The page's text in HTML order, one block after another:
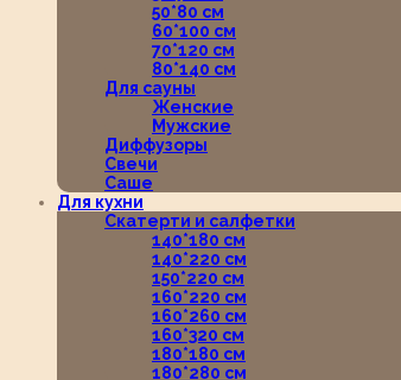
50*80 см
60*100 см
70*120 см
80*140 см
Для сауны
Женские
Мужские
Диффузоры
Свечи
Саше
Для кухни
Скатерти и салфетки
140*180 см
140*220 см
150*220 см
160*220 см
160*260 см
160*320 см
180*180 см
180*280 см